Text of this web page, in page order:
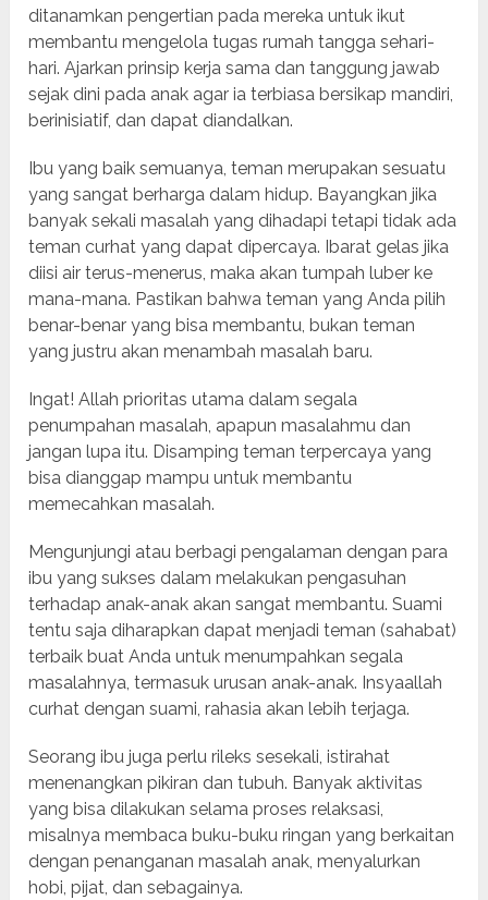
ditanamkan pengertian pada mereka untuk ikut
membantu mengelola tugas rumah tangga sehari-
hari. Ajarkan prinsip kerja sama dan tanggung jawab
sejak dini pada anak agar ia terbiasa bersikap mandiri,
berinisiatif, dan dapat diandalkan.
Ibu yang baik semuanya, teman merupakan sesuatu
yang sangat berharga dalam hidup. Bayangkan jika
banyak sekali masalah yang dihadapi tetapi tidak ada
teman curhat yang dapat dipercaya. Ibarat gelas jika
diisi air terus-menerus, maka akan tumpah luber ke
mana-mana. Pastikan bahwa teman yang Anda pilih
benar-benar yang bisa membantu, bukan teman
yang justru akan menambah masalah baru.
Ingat! Allah prioritas utama dalam segala
penumpahan masalah, apapun masalahmu dan
jangan lupa itu. Disamping teman terpercaya yang
bisa dianggap mampu untuk membantu
memecahkan masalah.
Mengunjungi atau berbagi pengalaman dengan para
ibu yang sukses dalam melakukan pengasuhan
terhadap anak-anak akan sangat membantu. Suami
tentu saja diharapkan dapat menjadi teman (sahabat)
terbaik buat Anda untuk menumpahkan segala
masalahnya, termasuk urusan anak-anak. Insyaallah
curhat dengan suami, rahasia akan lebih terjaga.
Seorang ibu juga perlu rileks sesekali, istirahat
menenangkan pikiran dan tubuh. Banyak aktivitas
yang bisa dilakukan selama proses relaksasi,
misalnya membaca buku-buku ringan yang berkaitan
dengan penanganan masalah anak, menyalurkan
hobi, pijat, dan sebagainya.